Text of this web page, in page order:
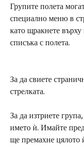
Групите полета
специално меню в
като щракнете върху
списъка с полета.
За да свиете
стрелката.
За да изтриете
името ѝ. Имайте
ще премахне цялото